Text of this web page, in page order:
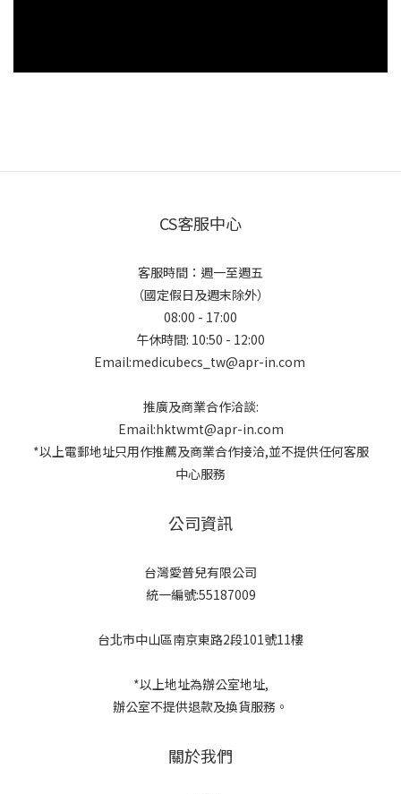
CS客服中心
客服時間：週一至週五
（國定假日及週末除外）
08:00 - 17:00
午休時間: 10:50 - 12:00
Email:medicubecs_tw@apr-in.com
推廣及商業合作洽談:
Email:hktwmt@apr-in.com
*以上電郵地址只用作推薦及商業合作接洽,並不提供任何客服
中心服務
公司資訊
台灣愛普兒有限公司
統一編號:55187009
台北市中山區南京東路2段101號11樓
*以上地址為辦公室地址,
辦公室不提供退款及換貨服務。
關於我們